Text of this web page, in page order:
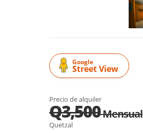
Google
Street View
Precio de alquiler
Q3,500Mensual
Quetzal